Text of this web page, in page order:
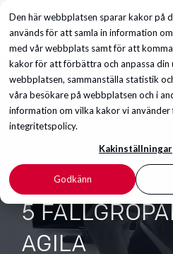
Den här webbplatsen sparar kakor på
används för att samla in information
med vår webbplats samt för att
kakor för att förbättra och anpassa din
webbplatsen, sammanställa statistik
våra besökare på webbplatsen och i
information om vilka kakor vi använder
integritetspolicy.
Kakinställningar
Godkänn
5
AGILA